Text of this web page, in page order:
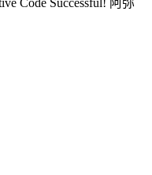
Code Successful! 阿弥